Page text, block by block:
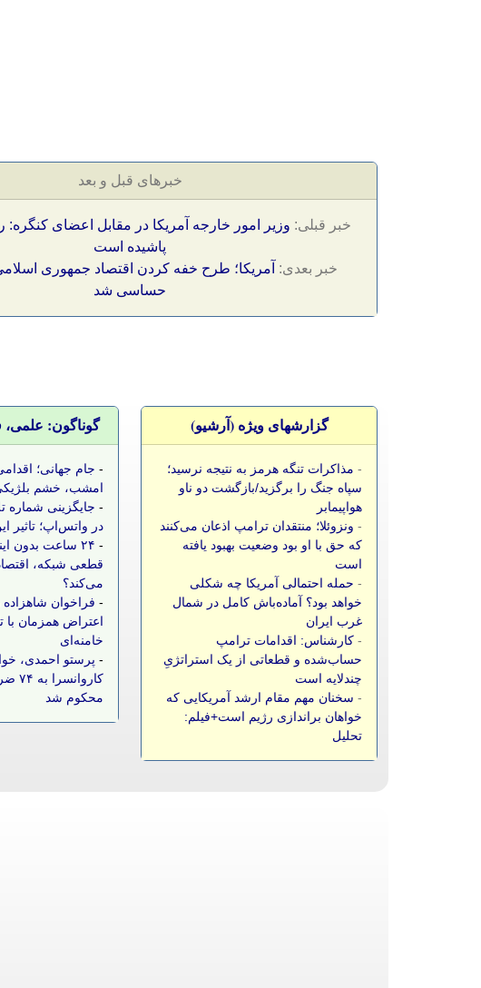
خبرهای قبل و بعد
خبر قبلی: وزیر امور خارجه آمریکا در مقابل اعضای کنگره:
پاشیده است
خبر بعدی: آمریکا؛ طرح خفه کردن اقتصاد جمهوری
حساسی شد
گزارشهای ویژه (آرشيو)
- مذاکرات تنگه هرمز به نتیجه نرسید؛
سپاه جنگ را برگزید/بازگشت دو ناو
هواپیمابر
- ونزوئلا؛ منتقدان ترامپ اذعان می‌کنند
که حق با او بود وضعیت بهبود یافته
است
- حمله احتمالی آمریکا چه شکلی
خواهد بود؟ آماده‌باش کامل در شمال
غرب ایران
- کارشناس: اقدامات ترامپ
حساب‌شده و قطعاتی از یک استراتژیِ
چندلایه است
- سخنان مهم مقام ارشد آمریکایی که
خواهان براندازی رژیم است+فیلم:
تحلیل
گوناگون:
- جام جهانی؛
امشب، خشم
- جایگزینی شماره
در واتس‌اپ؛ تاثیر
-
۲۴ ساعت بدون
قطعی شبکه،
می‌کند؟
- فراخوان
اعتراض همزمان با
خامنه‌ای
- پرستو احمدی،
محکوم شد